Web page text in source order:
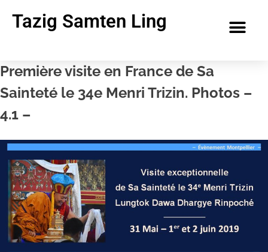
Tazig Samten Ling
Première visite en France de Sa
Sainteté le 34e Menri Trizin. Photos –
4.1 –